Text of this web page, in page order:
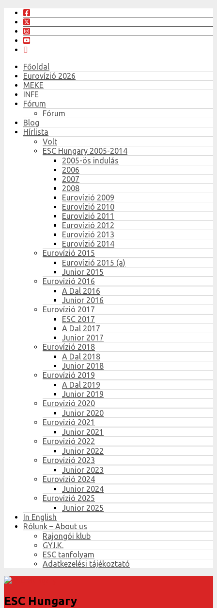
Főoldal
Eurovízió 2026
MEKE
INFE
Fórum
Fórum
Blog
Hírlista
Volt
ESC Hungary 2005-2014
2005-ös indulás
2006
2007
2008
Eurovízió 2009
Eurovízió 2010
Eurovízió 2011
Eurovízió 2012
Eurovízió 2013
Eurovízió 2014
Eurovízió 2015
Eurovízió 2015 (a)
Junior 2015
Eurovízió 2016
A Dal 2016
Junior 2016
Eurovízió 2017
ESC 2017
A Dal 2017
Junior 2017
Eurovízió 2018
A Dal 2018
Junior 2018
Eurovízió 2019
A Dal 2019
Junior 2019
Eurovízió 2020
Junior 2020
Eurovízió 2021
Junior 2021
Eurovízió 2022
Junior 2022
Eurovízió 2023
Junior 2023
Eurovízió 2024
Junior 2024
Eurovízió 2025
Junior 2025
In English
Rólunk – About us
Rajongói klub
GY.I.K.
ESC tanfolyam
Adatkezelési tájékoztató
ESC Hungary